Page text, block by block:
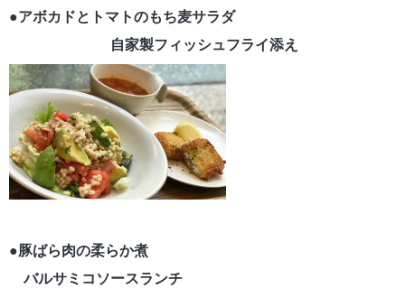
●アボカドとトマトのもち麦サラダ
自家製フィッシュフライ添え
●豚ばら肉の柔らか煮
バルサミコソースランチ